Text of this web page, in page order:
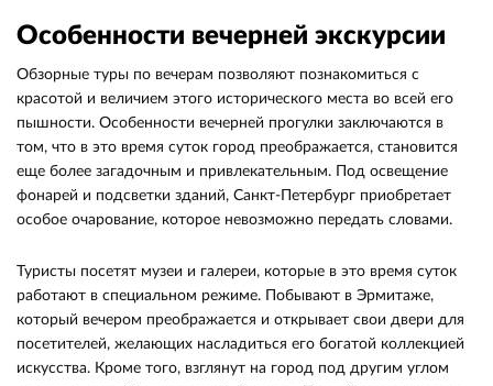
Особенности вечерней экскурсии
Обзорные туры по вечерам позволяют познакомиться с
красотой и величием этого исторического места во всей его
пышности. Особенности вечерней прогулки заключаются в
том, что в это время суток город преображается, становится
еще более загадочным и привлекательным. Под освещение
фонарей и подсветки зданий, Санкт-Петербург приобретает
особое очарование, которое невозможно передать словами.
Туристы посетят музеи и галереи, которые в это время суток
работают в специальном режиме. Побывают в Эрмитаже,
который вечером преображается и открывает свои двери для
посетителей, желающих насладиться его богатой коллекцией
искусства. Кроме того, взглянут на город под другим углом